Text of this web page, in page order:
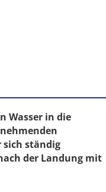
Wasser in die
sich ständig
der Landung mit